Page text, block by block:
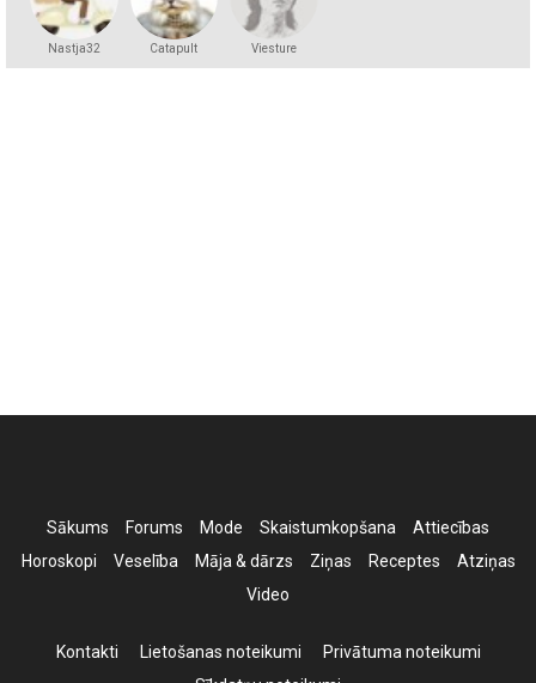
Nastja32 Catapult Viesture
Sākums Forums Mode Skaistumkopšana
Attiecības
Horoskopi
Veselība Māja & dārzs Ziņas Receptes
Atziņas
Video
Kontakti Lietošanas noteikumi
Privātuma noteikumi